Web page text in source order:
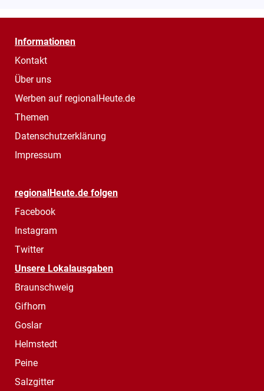
Informationen
Kontakt
Über uns
Werben auf regionalHeute.de
Themen
Datenschutzerklärung
Impressum
regionalHeute.de folgen
Facebook
Instagram
Twitter
Unsere Lokalausgaben
Braunschweig
Gifhorn
Goslar
Helmstedt
Peine
Salzgitter